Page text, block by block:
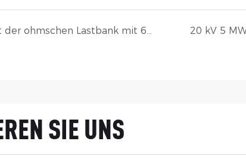
Der Test der ohmschen Lastbank mit 600 kW wurde abgeschlossen
SIE UNS